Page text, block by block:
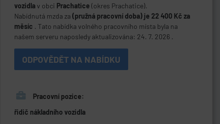
vozidla v obci Prachatice (okres Prachatice).
Nabídnutá mzda za (pružná pracovní doba) je 22 400 Kč za
měsíc . Tato nabídka volného pracovního místa byla na
našem serveru naposledy aktualizována: 24. 7. 2026 .
ODPOVĚDĚT NA NABÍDKU
Pracovní pozice:
řidič nákladního vozidla